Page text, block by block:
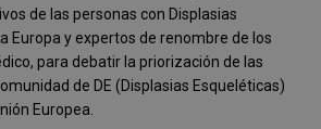
de las personas con Displasias
Europa y expertos de renombre de los
para debatir la priorización de las
de DE (Displasias Esqueléticas)
Europea.